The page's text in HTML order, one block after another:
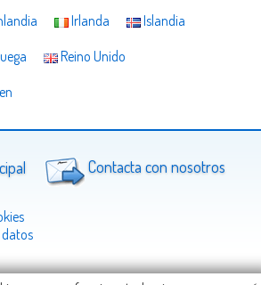
Irlanda
Islandia
Reino Unido
Contacta con nosotros